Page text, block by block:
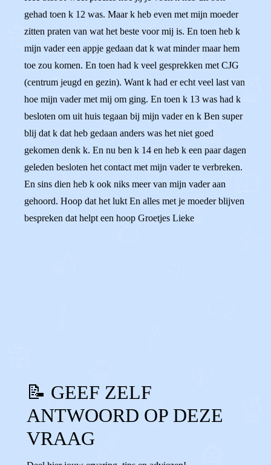
gehad toen k 12 was. Maar k heb even met mijn moeder
zitten praten van wat het beste voor mij is. En toen heb k
mijn vader een appje gedaan dat k wat minder maar hem
toe zou komen. En toen had k veel gesprekken met CJG
(centrum jeugd en gezin). Want k had er echt veel last van
hoe mijn vader met mij om ging. En toen k 13 was had k
besloten om uit huis tegaan bij mijn vader en k Ben super
blij dat k dat heb gedaan anders was het niet goed
gekomen denk k. En nu ben k 14 en heb k een paar dagen
geleden besloten het contact met mijn vader te verbreken.
En sins dien heb k ook niks meer van mijn vader aan
gehoord. Hoop dat het lukt En alles met je moeder blijven
bespreken dat helpt een hoop Groetjes Lieke
📝 GEEF ZELF
ANTWOORD OP DEZE
VRAAG